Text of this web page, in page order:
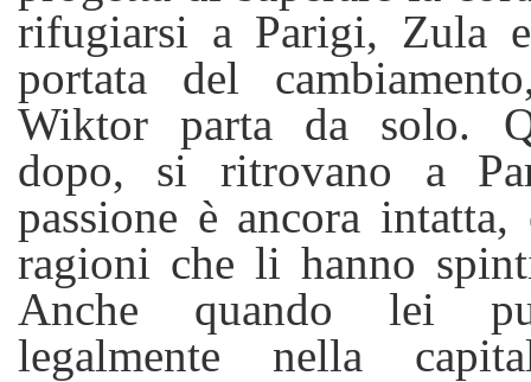
rifugiarsi a Parigi, Zula
portata del
Wiktor parta da solo.
dopo, si ritrovano a
passione è ancora
ragioni che li hanno
Anche quando lei
legalmente nella